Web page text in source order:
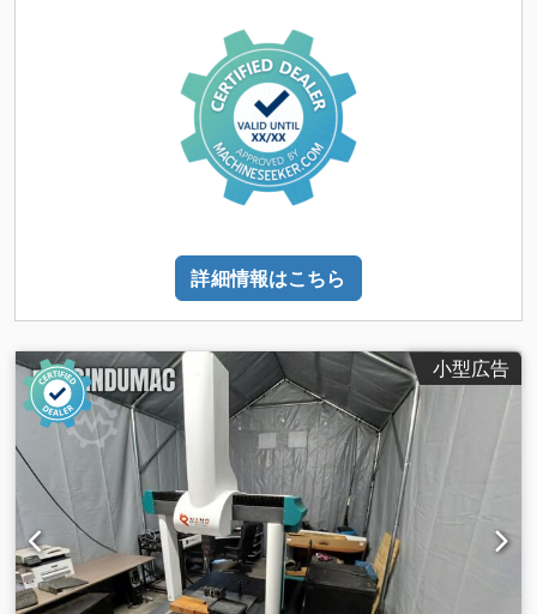
詳細情報はこちら
小型広告